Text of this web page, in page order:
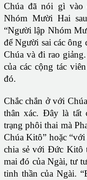
Chúa đã nói gì vào
Nhóm Mười Hai
“Người lập Nhóm
để Người sai các
Chúa và đi rao
của các cộng tác
đó.
Chắc chắn ở với
thân xác. Đây là tất
trạng phôi thai mà
Chúa Kitô” hoặc
chia sẻ với Đức Kitô
mai đó của Ngài, tư
tinh thần của Ngài.